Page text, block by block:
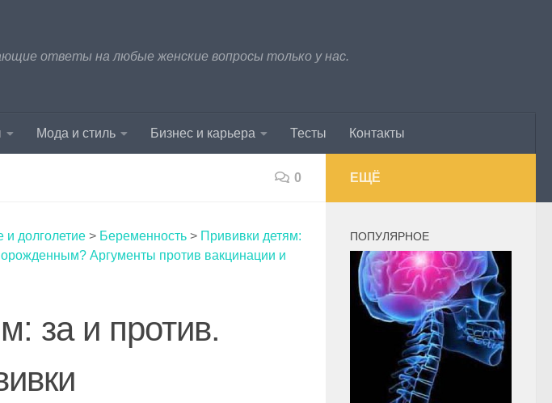
ответы на любые женские вопросы только у нас.
Мода и стиль Бизнес и карьера Тесты Контакты
0
и долголетие > Беременность > Прививки детям:
Аргументы против вакцинации и
за и против.
ЕЩЁ
ПОПУЛЯРНОЕ